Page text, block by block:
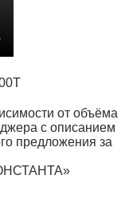
от объёма
с описанием
предложения за